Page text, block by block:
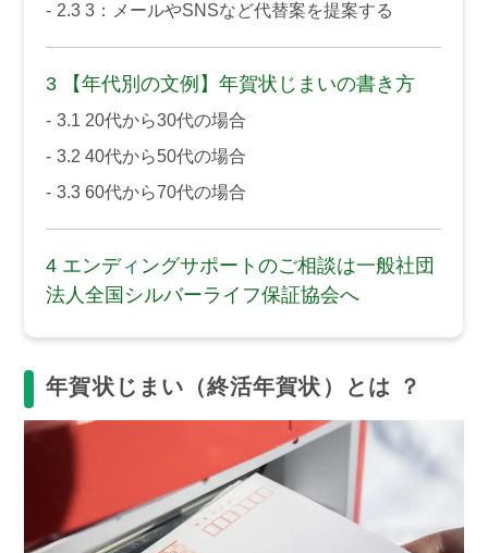
2.3 3：メールやSNSなど代替案を提案する
3 【年代別の文例】年賀状じまいの書き方
3.1 20代から30代の場合
3.2 40代から50代の場合
3.3 60代から70代の場合
4 エンディングサポートのご相談は一般社団
法人全国シルバーライフ保証協会へ
年賀状じまい（終活年賀状）とは ？